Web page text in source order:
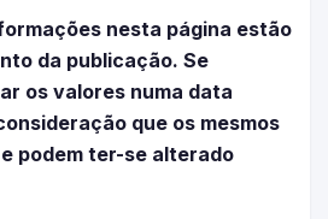
nesta página estão
da publicação. Se
os valores numa data
que os mesmos
podem ter-se alterado